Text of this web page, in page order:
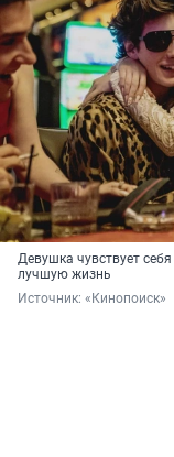
Девушка чувствует
лучшую жизнь
Источник: «Кинопоиск»